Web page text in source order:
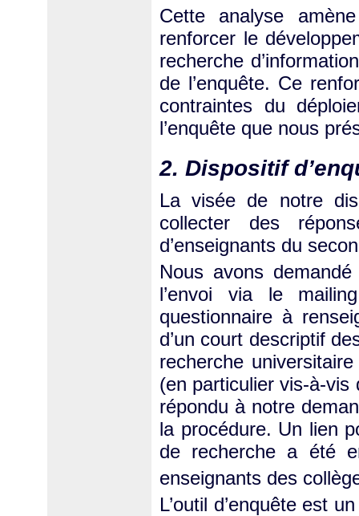
Cette analyse
renforcer le
recherche
de l’enquête. Ce
contraintes du
l’enquête que nous
2. Dispositif
La visée de notre
collecter des
d’enseignants du
Nous avons
l’envoi via le
questionnaire à
d’un court descriptif
recherche
(en particulier vis-à-vis
répondu à notre
la procédure. Un lien
de recherche a été
enseignants des
L’outil d’enquête est